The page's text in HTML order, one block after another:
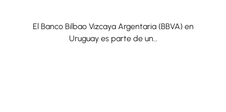
El Banco Bilbao Vizcaya Argentaria (BBVA) en
Uruguay es parte de un…